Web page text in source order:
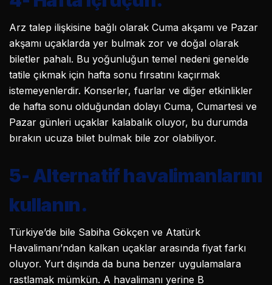
Arz talep ilişkisine bağlı olarak Cuma akşamı ve Pazar
akşamı uçaklarda yer bulmak zor ve doğal olarak
biletler pahalı. Bu yoğunluğun temel nedeni genelde
tatile çıkmak için hafta sonu fırsatını kaçırmak
istemeyenlerdir. Konserler, fuarlar ve diğer etkinlikler
de hafta sonu olduğundan dolayı Cuma, Cumartesi ve
Pazar günleri uçaklar kalabalık oluyor, bu durumda
bırakın ucuza bilet bulmak bile zor olabiliyor.
5- Alternatif havalimanlarını
kullanın.
Türkiye’de bile Sabiha Gökçen ve Atatürk
Havalimanı’ndan kalkan uçaklar arasında fiyat farkı
oluyor. Yurt dışında da buna benzer uygulamalara
rastlamak mümkün. A havalimanı yerine B